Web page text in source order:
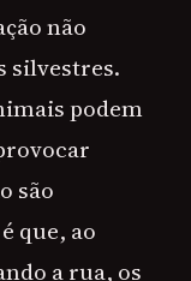
não
silvestres.
podem
são
que, ao
a rua, os